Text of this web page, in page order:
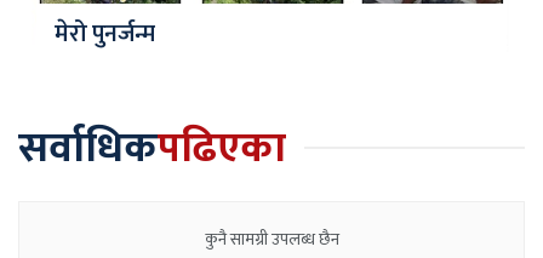
मेरो पुनर्जन्म
सर्वाधिकपढिएका
कुनै सामग्री उपलब्ध छैन